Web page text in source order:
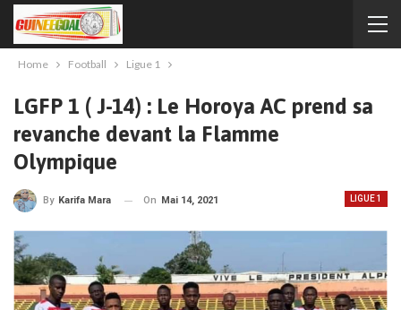
Home Football Ligue 1
LGFP 1 ( J-14) : Le Horoya AC prend sa
revanche devant la Flamme
Olympique
LIGUE 1
By Karifa Mara On Mai 14, 2021